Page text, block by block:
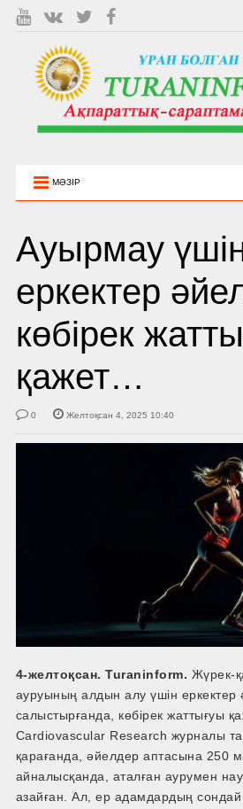
МӘЗІР
Ауырмау
еркектер
көбірек
қажет…
0 Желтоқсан 4, 2025 10:40
4-желтоқсан. Turaninform. Жүрек-
ауруының алдын алу үшін еркектер
салыстырғанда, көбірек жаттығуы
Cardiovascular Research журналы
қарағанда, әйелдер аптасына 250
айналысқанда, аталған аурумен
азайған. Ал, ер адамдардың сондай